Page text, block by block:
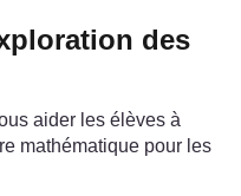
des
aider les élèves à
mathématique pour les